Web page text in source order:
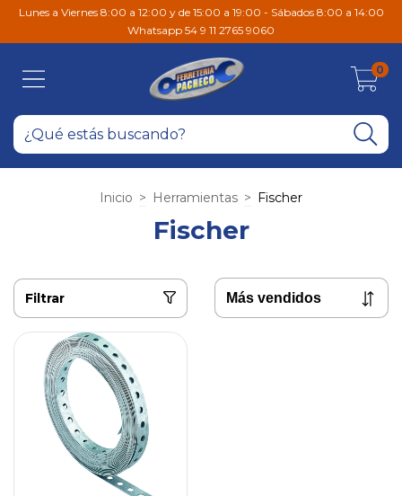
Lunes a Viernes 8:00 a 12:00 y de 15:00 a 19:00 - Sábados 8:00 a 14:00
Whatsapp 54 9 11 2765 9060
0
Inicio > Herramientas > Fischer
Fischer
Filtrar